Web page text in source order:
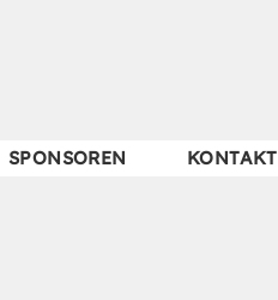
SPONSOREN KONTAKT